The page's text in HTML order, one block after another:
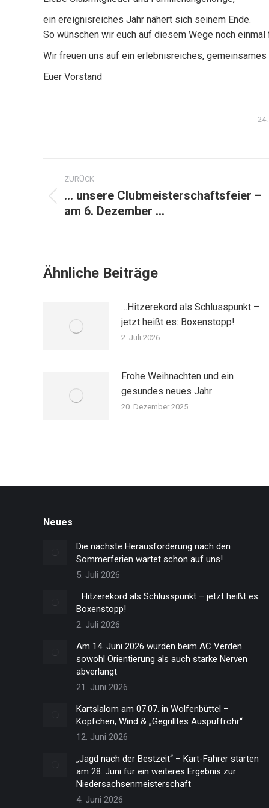
ein ereignisreiches Jahr nähert sich seinem Ende.
So wünschen wir euch auf diesem Wege noch
Wir freuen uns auf ein erlebnisreiches, gemeinsames
Euer Vorstand
ZURÜCK
Vorheriger
Beitrag:
… unsere Clubmeisterschaftsfeier –
am 6. Dezember …
Ähnliche Beiträge
…Hitzerekord als Schlusspunkt –
jetzt heißt es: Boxenstopp!
2. Juli 2026
Frohe Weihnachten und ein
gesundes neues Jahr
20. Dezember 2025
Neues
Die nächste Herausforderung nach den
Sommerferien wartet schon auf uns!
5. Juli 2026
…Hitzerekord als Schlusspunkt – jetzt heißt es:
Boxenstopp!
2. Juli 2026
Am 14. Juni 2026 wurden beim AC Verden
sowohl Orientierung als auch starke Nerven
abverlangt
21. Juni 2026
Kartslalom am 07.07. in Wolfenbüttel –
Köpfchen, Wind & „Gegrilltes Auspuffrohr“
12. Juni 2026
„Jagd nach der Bestzeit“ – Kart-Fahrer starten
am 28. Juni für ein weiteres Ergebnis zur
Niedersachsenmeisterschaft
4. Juni 2026